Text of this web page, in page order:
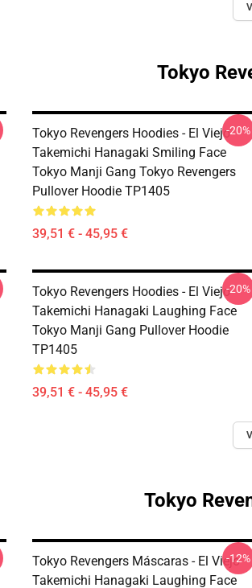
Tokyo
Tokyo Revengers Hoodies - El Viejo
Takemichi Hanagaki Smiling Face
Tokyo Manji Gang Tokyo Revengers
Pullover Hoodie TP1405
39,51 € - 45,95 €
-20%
Tokyo Revengers Hoodies - El Viejo
Takemichi Hanagaki Laughing Face
Tokyo Manji Gang Pullover Hoodie
TP1405
39,51 € - 45,95 €
-20%
Tokyo
Tokyo Revengers Máscaras - El Viejo
Takemichi Hanagaki Laughing Face
-12%